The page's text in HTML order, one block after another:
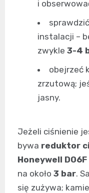
i
instalacji –
zwykle 3-4
obejrzeć
zrzutową;
jasny.
Jeżeli ciśnienie
bywa reduktor
Honeywell D06F
na około 3 bar.
się zużywa;